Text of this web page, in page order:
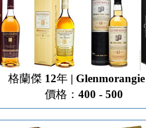
格蘭傑 12年 |
價格：400 - 500